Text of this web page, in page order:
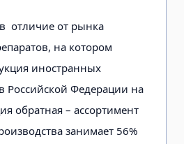
отличие от рынка
на котором
иностранных
Российской Федерации на
обратная – ассортимент
занимает 56%